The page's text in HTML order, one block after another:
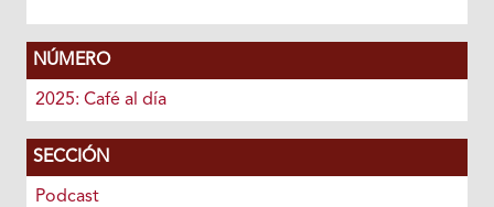
NÚMERO
2025: Café al día
SECCIÓN
Podcast